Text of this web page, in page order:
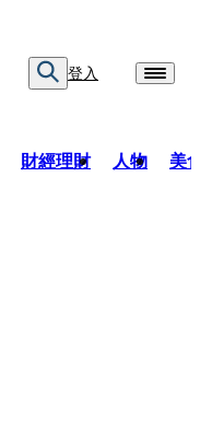
登入
財經理財 人物 美